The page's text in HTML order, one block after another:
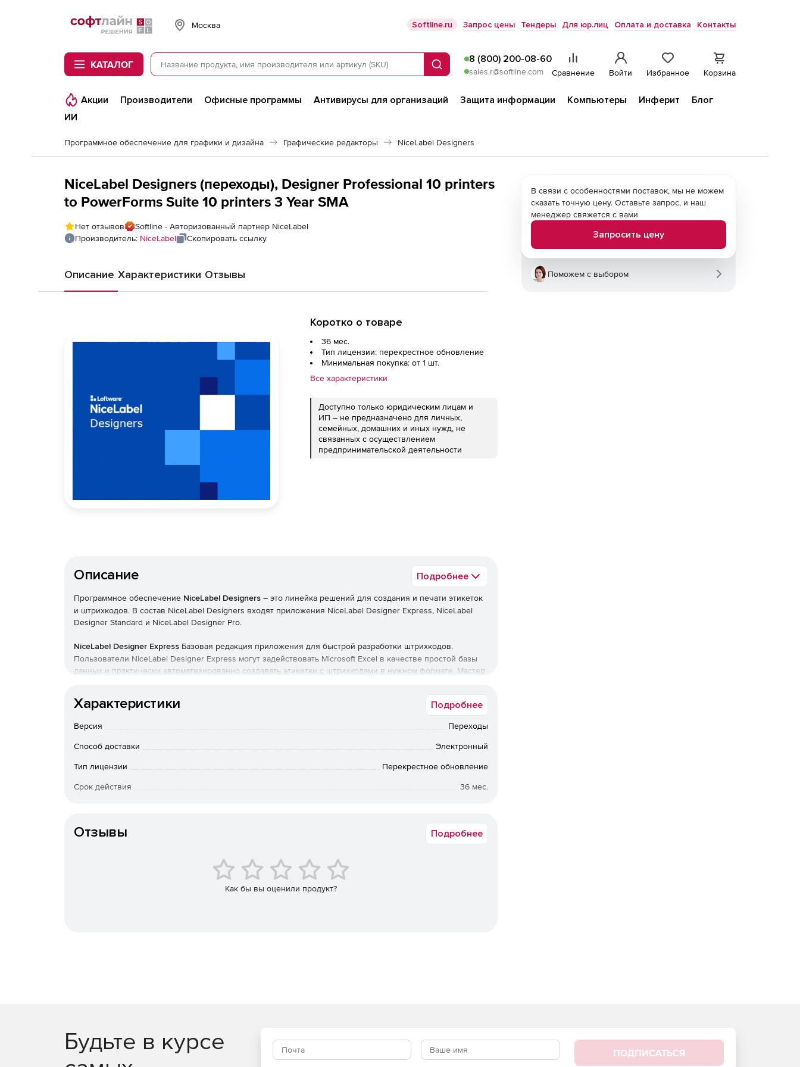
Softline
Москва Softline.ru Запрос цены Тендеры Для юр.лиц Оплата и доставка Контакты
КАТАЛОГ Поиск
8 (800) 200-08-60
sales.r@softline.com Сравнение Войти Избранное Корзина
Акции Производители Офисные программы Антивирусы для организаций Защита информации Компьютеры Инферит
Блог
ИИ
Программное обеспечение для графики и дизайна Графические редакторы NiceLabel Designers
NiceLabel Designers (переходы), Designer Professional 10 printers
to PowerForms Suite 10 printers 3 Year SMA
Нет отзывов
Softline - Авторизованный партнер NiceLabel
Производитель: NiceLabel Скопировать ссылку
Описание Характеристики Отзывы
Коротко о товаре
36 мес.
Тип лицензии: перекрестное обновление
Минимальная покупка: от 1 шт.
Все характеристики
Доступно только юридическим лицам и
ИП – не предназначено для личных,
семейных, домашних и иных нужд, не
связанных с осуществлением
предпринимательской деятельности
Описание Подробнее
Программное обеспечение NiceLabel Designers – это линейка решений для создания и печати этикеток
и штрихкодов. В состав NiceLabel Designers входят приложения NiceLabel Designer Express, NiceLabel
Designer Standard и NiceLabel Designer Pro.
NiceLabel Designer Express Базовая редакция приложения для быстрой разработки штрихкодов.
Пользователи NiceLabel Designer Express могут задействовать Microsoft Excel в качестве простой базы
данных и практически автоматизированно создавать этикетки с штрихкодами в нужном формате. Мастер
Barcode отвечает за создание и настройку штрихкодов, а мастер Graphic предоставляет доступ к
производительность и контроль во время разработки этикеток и их отправки на печать при совместном
использовании с драйверами NiceLabel.
Поддержка лазерных и струйных принтеров.
Стандартные в индустрии драйверы Windows для более 2500 устройств печати этикеток.
Поддержка любых принтеров с драйверами Windows.
Мастер Object дает возможность создавать штампы серийных номеров, даты/времени и др.,
Характеристики Подробнее
Версия Переходы
Способ доставки Электронный
Тип лицензии Перекрестное обновление
Срок действия 36 мес.
Отзывы Подробнее
Как бы вы оценили продукт?
В связи с особенностями поставок, мы не можем
сказать точную цену. Оставьте запрос, и наш
менеджер свяжется с вами
Запросить цену
Поможем с выбором
Будьте в курсе
ПОДПИСАТЬСЯ